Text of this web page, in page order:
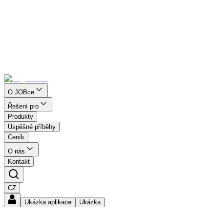
O JOBce
Řešení pro
Produkty
Úspěšné příběhy
Ceník
O nás
Kontakt
CZ
Ukázka aplikace
Ukázka